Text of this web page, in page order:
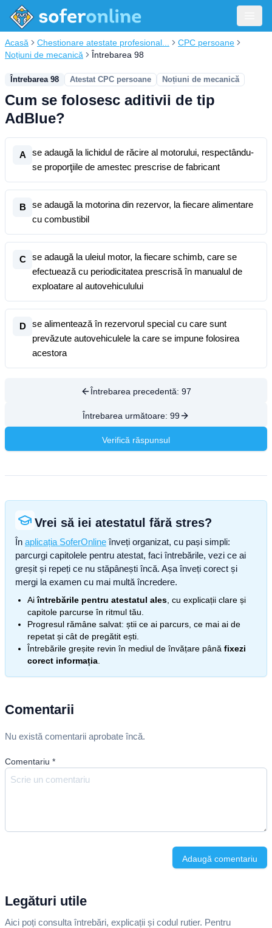
Acasă Chestionare atestate profesional...
CPC persoane
Noțiuni de mecanică
Întrebarea 98
Întrebarea 98 Atestat CPC persoane Noțiuni de mecanică
Cum se folosesc aditivii de tip
AdBlue?
A
se adaugă la lichidul de răcire al motorului, respectându-
se proporţiile de amestec prescrise de fabricant
B
se adaugă la motorina din rezervor, la fiecare alimentare
cu combustibil
C
se adaugă la uleiul motor, la fiecare schimb, care se
efectuează cu periodicitatea prescrisă în manualul de
exploatare al autovehiculului
D
se alimentează în rezervorul special cu care sunt
prevăzute autovehiculele la care se impune folosirea
acestora
Întrebarea precedentă: 97
Întrebarea următoare: 99
Verifică răspunsul
Vrei să iei atestatul fără stres?
În aplicația SoferOnline înveți organizat, cu pași simpli:
parcurgi capitolele pentru atestat, faci întrebările, vezi ce ai
greșit și repeți ce nu stăpânești încă. Așa înveți corect și
mergi la examen cu mai multă încredere.
Aiîntrebările pentru atestatul ales , cu explicații clare și
capitole parcurse în ritmul tău.
Progresul rămâne salvat: știi ce ai parcurs, ce mai ai de
repetat și cât de pregătit ești.
Întrebările greșite revin în mediul de învățare până fixezi
corect informația
Comentarii
Nu există comentarii aprobate încă.
Comentariu *
Adaugă comentariu
Legături utile
Aici poți consulta întrebări, explicații și codul rutier. Pentru